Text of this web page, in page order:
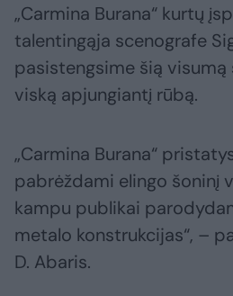
„Carmina Burana“ kurtų
talentingąja scenografe
pasistengsime šią
viską apjungiantį rūbą.
„Carmina Burana“
pabrėždami elingo šoninį
kampu publikai
metalo konstrukcijas“, –
D. Abaris.